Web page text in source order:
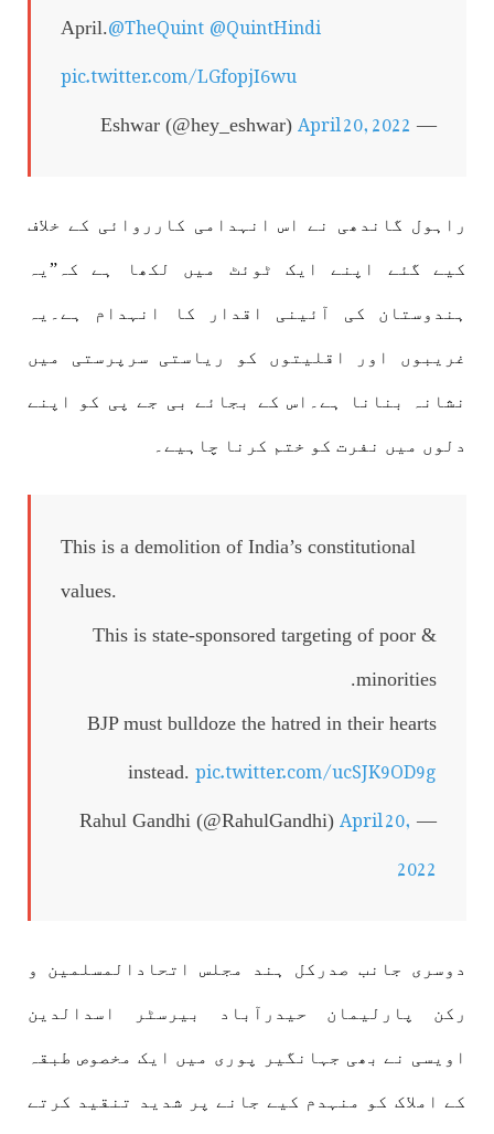
April.@TheQuint@QuintHindi
pic.twitter.com/LGfopjI6wu
— Eshwar (@hey_eshwar)
April 20, 2022
راہول گاندھی نے اس انہدامی کارروائی کے خلاف
کیے گئے اپنے ایک ٹوئٹ میں لکھا ہے کہ”یہ
ہندوستان کی آئینی اقدار کا انہدام ہے۔یہ
غریبوں اور اقلیتوں کو ریاستی سرپرستی میں
نشانہ بنانا ہے۔اس کے بجائے بی جے پی کو اپنے
دلوں میں نفرت کو ختم کرنا چاہیے۔
This is a demolition of India’s constitutional
values.
This is state-sponsored targeting of poor &
minorities.
BJP must bulldoze the hatred in their hearts
instead. pic.twitter.com/ucSJK9OD9g
— Rahul Gandhi (@RahulGandhi)
April 20,
2022
دوسری جانب صدرکل ہند مجلس اتحادالمسلمین و
رکن پارلیمان حیدرآباد بیرسٹر اسدالدین
اویسی نے بھی جہانگیر پوری میں ایک مخصوص طبقہ
کے املاک کو منہدم کیے جانے پر شدید تنقید کرتے